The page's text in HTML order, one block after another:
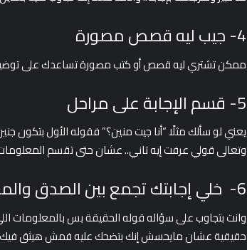
4- جيب ليه قصص مصورة
ممكن تشتري ليه قصص أو كتب مصورة تساعدك على توضيح
5- قسم الإجابة على مراحل
يعني لو سألك مثلًا “أنا جيت منين؟” فقوله الأول بتكون
وتعالى قولي عرفت إيه تاني.. عشان حتى تقسم
6- خلي إجابتك تجمع بين الصدق والمعلومات المناسبة
وانت بتجاوب على سؤاله قوله الحقيقة بس بالمعلومات
حقيقية عشان مايحسش إنك بتضحك عليه فمش هيثق فيك